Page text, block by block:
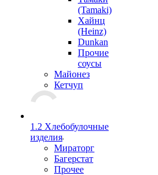
(Tamaki)
Хайнц
(Heinz)
Dunkan
Прочие
соусы
Майонез
Кетчуп
1.2 Хлебобулочные
изделия
Мираторг
Багерстат
Прочее